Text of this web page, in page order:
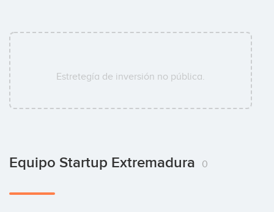
Estretegía de inversión no pública.
Equipo Startup Extremadura 0